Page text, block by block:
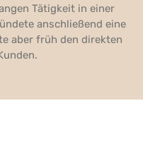
Tätigkeit in einer
anschließend eine
aber früh den direkten